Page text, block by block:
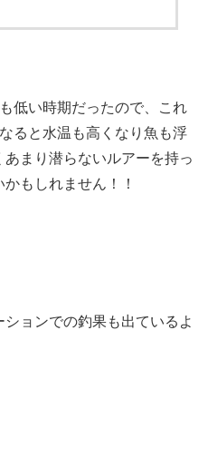
低い時期だったので、これ
ると水温も高くなり魚も浮
まり潜らないルアーを持っ
もしれません！！
ョンでの釣果も出ているよ